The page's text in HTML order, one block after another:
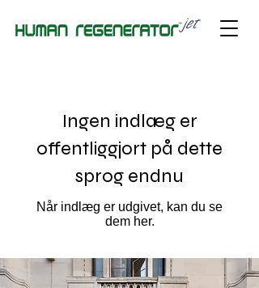
Ingen indlæg er
offentliggjort på dette
sprog endnu
Når indlæg er udgivet, kan du se
dem her.